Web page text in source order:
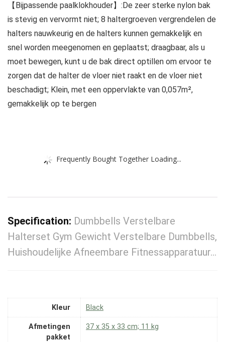
【Bijpassende paalklokhouder】:De zeer sterke nylon bak
is stevig en vervormt niet; 8 haltergroeven vergrendelen de
halters nauwkeurig en de halters kunnen gemakkelijk en
snel worden meegenomen en geplaatst; draagbaar, als u
moet bewegen, kunt u de bak direct optillen om ervoor te
zorgen dat de halter de vloer niet raakt en de vloer niet
beschadigt; Klein, met een oppervlakte van 0,057m²,
gemakkelijk op te bergen
Frequently Bought Together Loading...
Specification: Dumbbells Verstelbare
Halterset Gym Gewicht Verstelbare Dumbbells,
Huishoudelijke Afneembare Fitnessapparatuur…
Kleur ‎Black
Afmetingen
pakket
‎37 x 35 x 33 cm; 11 kg